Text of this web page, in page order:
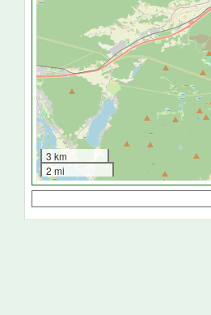
3 km
2 mi